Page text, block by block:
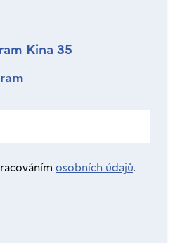
Kina 35
osobních údajů.